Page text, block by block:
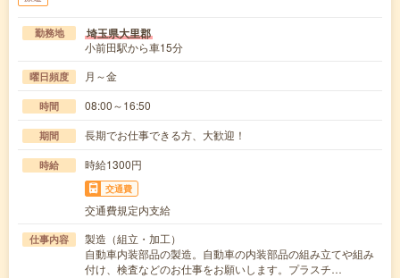
勤務地 埼玉県大里郡
小前田駅から車15分
曜日頻度 月～金
時間 08:00～16:50
期間 長期でお仕事できる方、大歓迎！
時給 時給1300円
交通費
交通費規定内支給
仕事内容
製造（組立・加工）
自動車内装部品の製造。自動車の内装部品の組み立てや組み
付け、検査などのお仕事をお願いします。プラスチ…